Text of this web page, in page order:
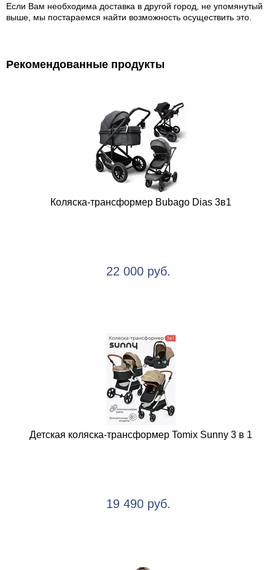
Если Вам необходима доставка в другой город, не упомянутый
выше, мы постараемся найти возможность осуществить это.
Рекомендованные продукты
Коляска-трансформер Bubago Dias 3в1
22 000 руб.
Детская коляска-трансформер Tomix Sunny 3 в 1
19 490 руб.